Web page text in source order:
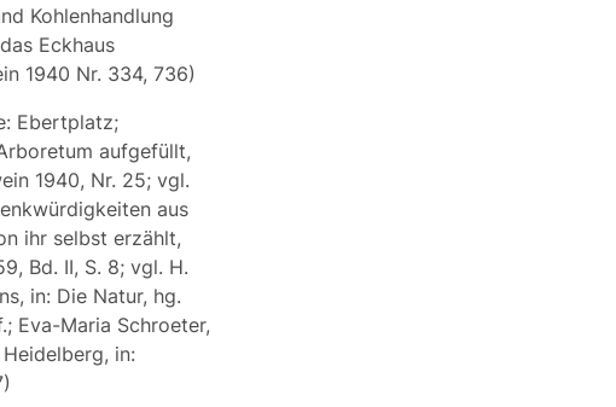
Kohlenhandlung
Eckhaus
1940 Nr. 334, 736)
Ebertplatz;
aufgefüllt,
1940, Nr. 25; vgl.
aus
ihr selbst erzählt,
Bd. II, S. 8; vgl. H.
in: Die Natur, hg.
Eva-Maria Schroeter,
in: